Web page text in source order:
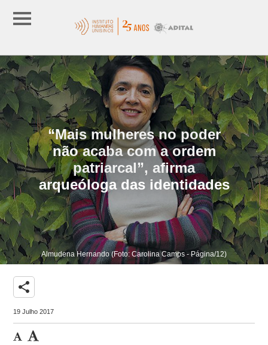
“Mais mulheres no poder
não acaba com a ordem
patriarcal”, afirma
arqueóloga das identidades
Almudena Hernando (Foto: Carolina Camps - Página/12)
share
19 Julho 2017